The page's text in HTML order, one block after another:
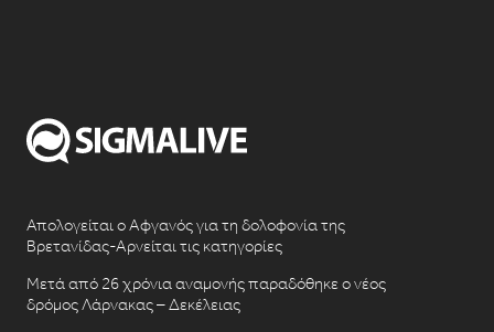
Απολογείται ο Αφγανός για τη δολοφονία της
Βρετανίδας-Αρνείται τις κατηγορίες
Μετά από 26 χρόνια αναμονής παραδόθηκε ο νέος
δρόμος Λάρνακας – Δεκέλειας